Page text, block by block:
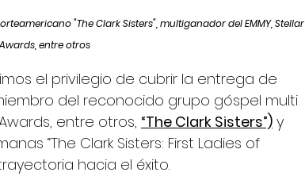
"The Clark Sisters", multiganador del EMMY, Stellar
entre otros
el privilegio de cubrir la entrega de
del reconocido grupo góspel multi
entre otros, “The Clark Sisters”) y
“The Clark Sisters: First Ladies of
hacia el éxito.